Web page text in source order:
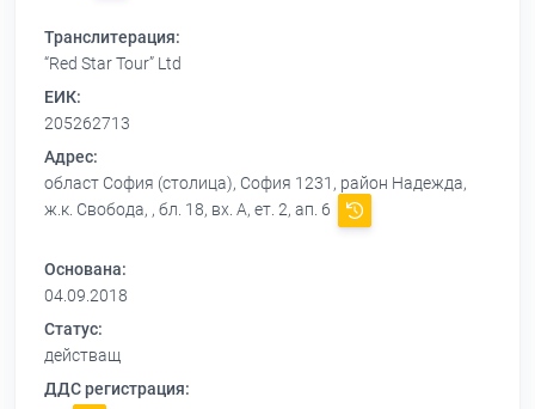
Транслитерация:
“Red Star Tour” Ltd
ЕИК:
205262713
Адрес:
област София (столица), София 1231, район Надежда,
ж.к. Свобода, , бл. 18, вх. А, ет. 2, ап. 6
Основана:
04.09.2018
Статус:
действащ
ДДС регистрация: